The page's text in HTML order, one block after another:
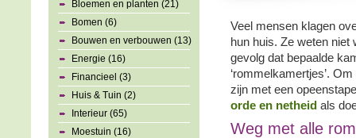
Bloemen en planten (21)
Bomen (6)
Bouwen en verbouwen (13)
Energie (16)
Financieel (3)
Huis & Tuin (2)
Interieur (65)
Moestuin (16)
Veel mensen klagen
hun huis. Ze weten niet
gevolg dat bepaalde
‘rommelkamertjes’.
zijn met een
orde en netheid als
Weg met alle